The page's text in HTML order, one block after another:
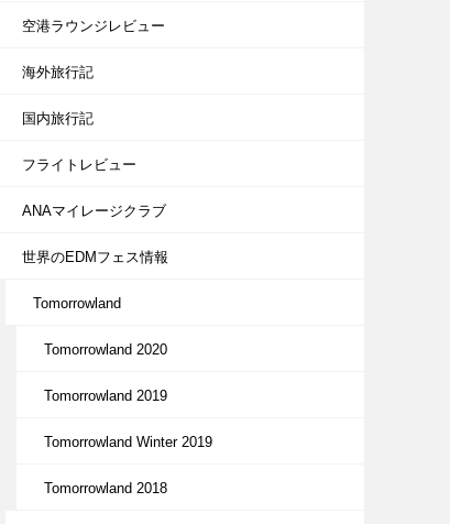
空港ラウンジレビュー
海外旅行記
国内旅行記
フライトレビュー
ANAマイレージクラブ
世界のEDMフェス情報
Tomorrowland
Tomorrowland 2020
Tomorrowland 2019
Tomorrowland Winter 2019
Tomorrowland 2018